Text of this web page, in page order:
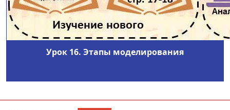
Урок 16. Этапы моделирования